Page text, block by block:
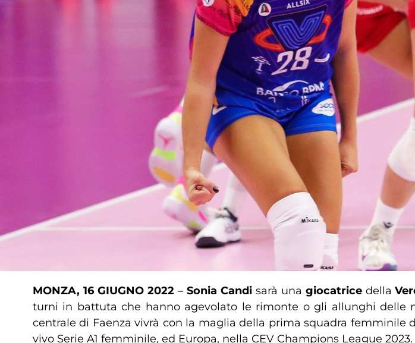
MONZA, 16 GIUGNO 2022– Sonia Candisarà una giocatrice della
turni in battuta che hanno agevolato le rimonte o gli allunghi delle
centrale di Faenza vivrà con la maglia della prima squadra femminile
vivo Serie A1 femminile, ed Europa, nella CEV Champions League 2023.